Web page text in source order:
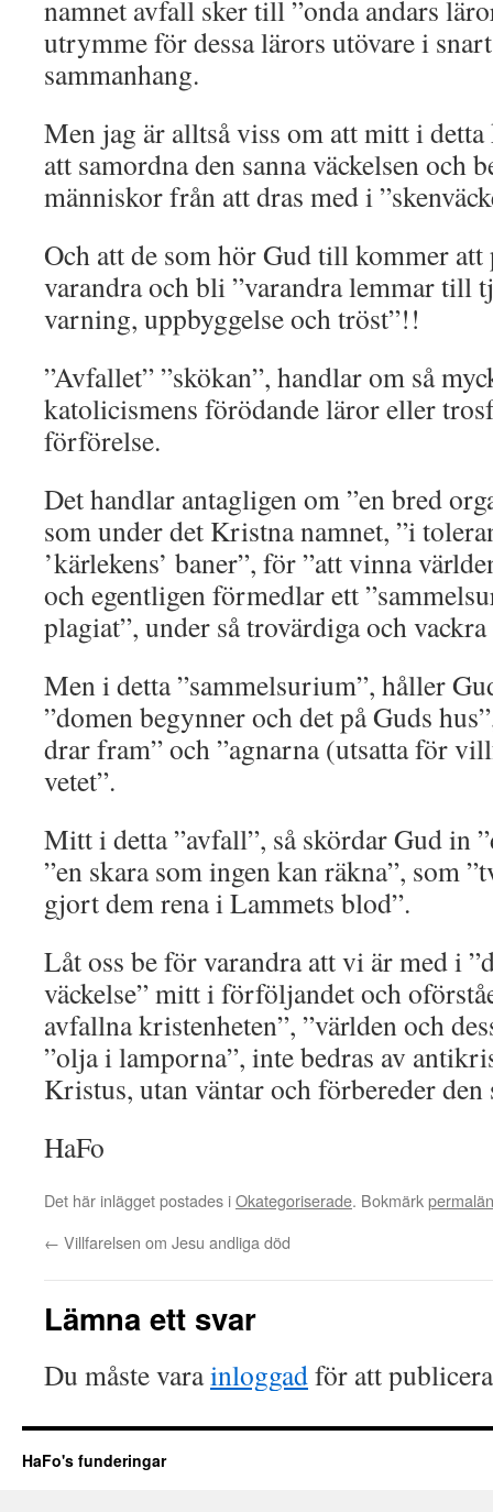
namnet avfall sker till ”onda andars
utrymme för dessa lärors utövare i
sammanhang.
Men jag är alltså viss om att mitt i detta
att samordna den sanna väckelsen och
människor från att dras med i
Och att de som hör Gud till kommer att
varandra och bli ”varandra lemmar till
varning, uppbyggelse och tröst”!!
”Avfallet” ”skökan”, handlar om så
katolicismens förödande läror eller
förförelse.
Det handlar antagligen om ”en bred
som under det Kristna namnet, ”i
’kärlekens’ baner”, för ”att vinna
och egentligen förmedlar ett
plagiat”, under så trovärdiga och
Men i detta ”sammelsurium”, håller
”domen begynner och det på Guds
drar fram” och ”agnarna (utsatta för
vetet”.
Mitt i detta ”avfall”, så skördar Gud in
”en skara som ingen kan räkna”, som
gjort dem rena i Lammets blod”.
Låt oss be för varandra att vi är med i
väckelse” mitt i förföljandet och
avfallna kristenheten”, ”världen och
”olja i lamporna”, inte bedras av
Kristus, utan väntar och förbereder den
HaFo
Det här inlägget postades iOkategoriserade. Bokmärk
← Villfarelsen om Jesu andliga död
Lämna ett svar
Du måste varainloggadför att
HaFo's funderingar